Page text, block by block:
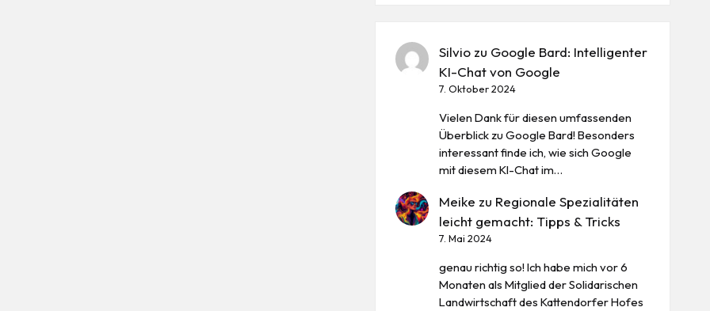
Silvio zu Google Bard: Intelligenter
KI-Chat von Google
7. Oktober 2024
Vielen Dank für diesen umfassenden
Überblick zu Google Bard! Besonders
interessant finde ich, wie sich Google
mit diesem KI-Chat im…
Meike zu Regionale Spezialitäten
leicht gemacht: Tipps & Tricks
7. Mai 2024
genau richtig so! Ich habe mich vor 6
Monaten als Mitglied der Solidarischen
Landwirtschaft des Kattendorfer Hofes